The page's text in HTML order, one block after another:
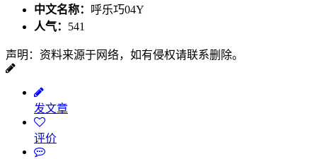
中文名称：
呼乐巧04Y
人气： 541
声明：资料来源于网络，如有侵权请联系删除。
发文章
评价